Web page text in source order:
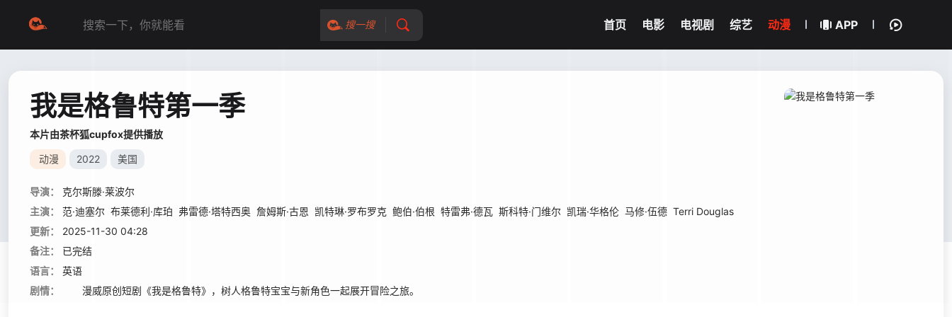
搜一搜 首页 电影 电视剧 综艺 动漫 APP
我是格鲁特第一季
本片由茶杯狐cupfox提供播放
动漫 2022 美国
导演：
克尔斯滕·莱波尔
主演：
范·迪塞尔 布莱德利·库珀 弗雷德·塔特西奥 詹姆斯·古恩 凯特琳·罗布罗克 鲍伯·伯根 特雷弗·德瓦 斯科特·门维尔 凯瑞·华格伦 马修·伍德 Terri Douglas
更新：
2025-11-30 04:28
备注：
已完结
语言：
英语
剧情：
漫威原创短剧《我是格鲁特》，树人格鲁特宝宝与新角色一起展开冒险之旅。